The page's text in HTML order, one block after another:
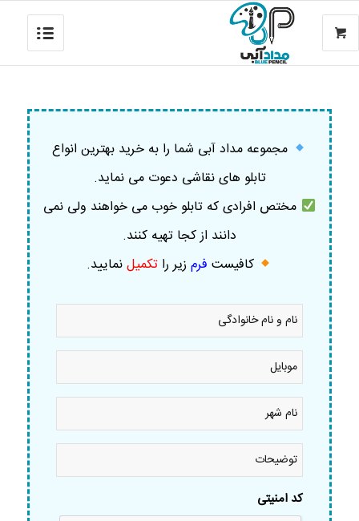
مجموعه مداد آبی شما را به خرید بهترین انواع
تابلو های نقاشی دعوت می نماید.
مختص افرادی که تابلو خوب می خواهند ولی نمی
دانند از کجا تهیه کنند.
کافیست فرم زیر را تکمیلنمایید.
نام
نام
خانوادگی
موبایل
نام
شهر *
توضیحات
کد امنیتی